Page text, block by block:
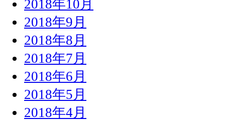
2018年10月
2018年9月
2018年8月
2018年7月
2018年6月
2018年5月
2018年4月